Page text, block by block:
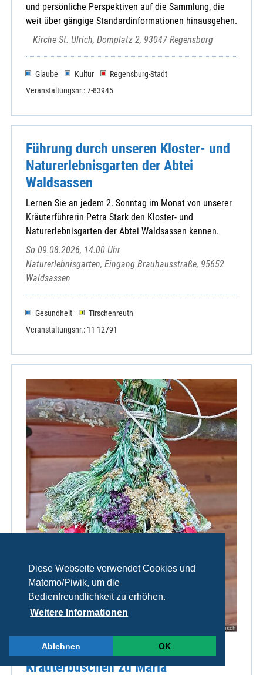
Diese Webseite verwendet Cookies und
Matomo/Piwik, um die
Bedienfreundlichkeit zu erhöhen.
Weitere Informationen
Ablehnen OK
und persönliche Perspektiven auf die Sammlung, die
weit über gängige Standardinformationen hinausgehen.
Kirche St. Ulrich, Domplatz 2, 93047 Regensburg
Glaube Kultur
Regensburg-Stadt
Veranstaltungsnr.: 7-83945
Führung durch unseren Kloster- und
Naturerlebnisgarten der Abtei
Waldsassen
Lernen Sie an jedem 2. Sonntag im Monat von unserer
Kräuterführerin Petra Stark den Kloster- und
Naturerlebnisgarten der Abtei Waldsassen kennen.
So 09.08.2026, 14.00 Uhr
Naturerlebnisgarten, Eingang Brauhausstraße, 95652
Waldsassen
Gesundheit
Tirschenreuth
Veranstaltungsnr.: 11-12791
© Daniela Reisch
Kräuterbuschen zu Maria